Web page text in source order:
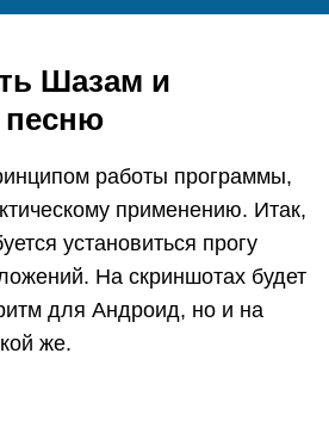
Шазам и
песню
работы программы,
применению. Итак,
установиться прогу
На скриншотах будет
для Андроид, но и на
же.